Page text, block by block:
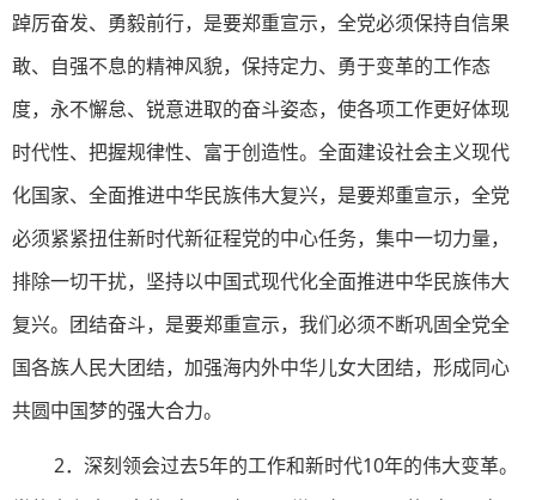
踔厉奋发、勇毅前行，是要郑重宣示，全党必须保持自信果
敢、自强不息的精神风貌，保持定力、勇于变革的工作态
度，永不懈怠、锐意进取的奋斗姿态，使各项工作更好体现
时代性、把握规律性、富于创造性。全面建设社会主义现代
化国家、全面推进中华民族伟大复兴，是要郑重宣示，全党
必须紧紧扭住新时代新征程党的中心任务，集中一切力量，
排除一切干扰，坚持以中国式现代化全面推进中华民族伟大
复兴。团结奋斗，是要郑重宣示，我们必须不断巩固全党全
国各族人民大团结，加强海内外中华儿女大团结，形成同心
共圆中国梦的强大合力。
2．深刻领会过去5年的工作和新时代10年的伟大变革。